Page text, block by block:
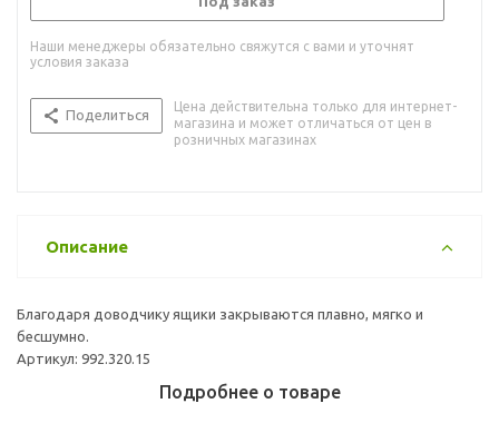
Наши менеджеры обязательно свяжутся с вами и уточнят
условия заказа
Поделиться
Цена действительна только для интернет-
магазина и может отличаться от цен в
розничных магазинах
Описание
Благодаря доводчику ящики закрываются плавно, мягко и
бесшумно.
Артикул: 992.320.15
Подробнее о товаре